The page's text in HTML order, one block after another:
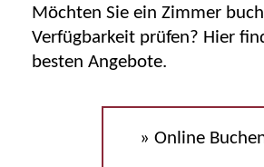
Möchten Sie ein Zimmer
Verfügbarkeit prüfen? Hier
besten Angebote.
» Online